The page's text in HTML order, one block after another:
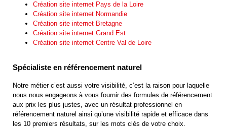
Création site internet Pays de la Loire
Création site internet Normandie
Création site internet Bretagne
Création site internet Grand Est
Création site internet Centre Val de Loire
Spécialiste en référencement naturel
Notre métier c’est aussi votre visibilité, c’est la raison pour laquelle
nous nous engageons à vous fournir des formules de référencement
aux prix les plus justes, avec un résultat professionnel en
référencement naturel ainsi qu’une visibilité rapide et efficace dans
les 10 premiers résultats, sur les mots clés de votre choix.